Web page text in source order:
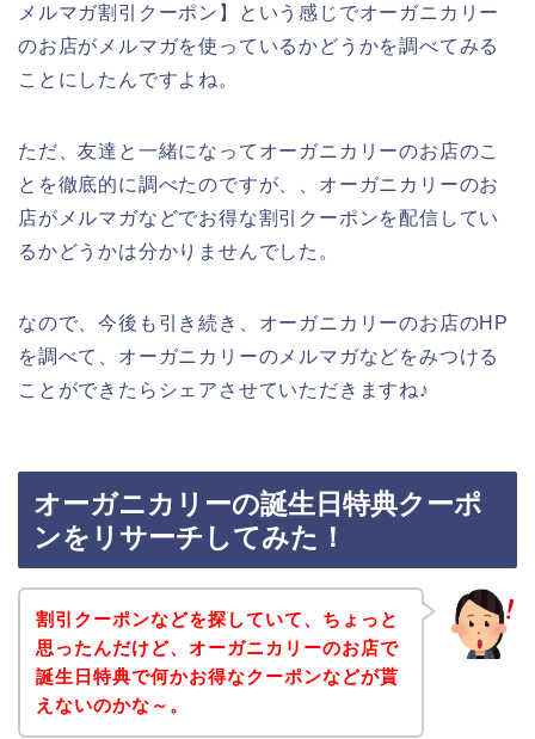
メルマガ割引クーポン】という感じでオーガニカリー
のお店がメルマガを使っているかどうかを調べてみる
ことにしたんですよね。
ただ、友達と一緒になってオーガニカリーのお店のこ
とを徹底的に調べたのですが、、オーガニカリーのお
店がメルマガなどでお得な割引クーポンを配信してい
るかどうかは分かりませんでした。
なので、今後も引き続き、オーガニカリーのお店のHP
を調べて、オーガニカリーのメルマガなどをみつける
ことができたらシェアさせていただきますね♪
オーガニカリーの誕生日特典クーポ
ンをリサーチしてみた！
割引クーポンなどを探していて、ちょっと
思ったんだけど、オーガニカリーのお店で
誕生日特典で何かお得なクーポンなどが貰
えないのかな～。